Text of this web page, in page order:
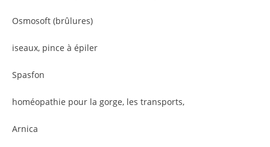
Osmosoft (brûlures)
iseaux, pince à épiler
Spasfon
homéopathie pour la gorge, les transports,
Arnica